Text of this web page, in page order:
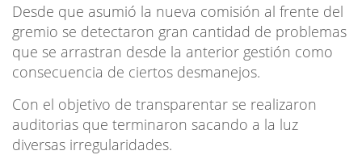
Desde que asumió la nueva comisión al frente del
gremio se detectaron gran cantidad de problemas
que se arrastran desde la anterior gestión como
consecuencia de ciertos desmanejos.
Con el objetivo de transparentar se realizaron
auditorias que terminaron sacando a la luz
diversas irregularidades.